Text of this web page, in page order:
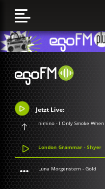
Jetzt Live:
nimino - I Only Smoke
London Grammar - Shyer
Luna Morgenstern - Gold